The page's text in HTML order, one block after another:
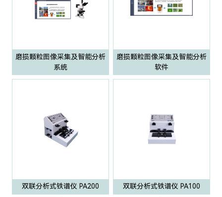
磨损颗粒图像采集及智能分析
系统
磨损颗粒图像采集及智能分析
软件
双联分析式铁谱仪 PA200 双联分析式铁谱仪 PA100